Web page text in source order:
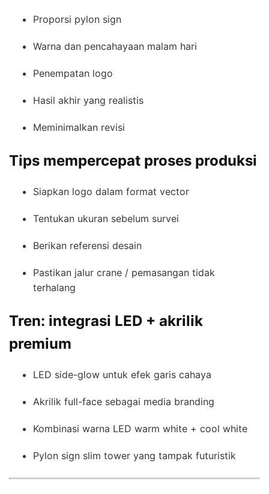
Proporsi pylon sign
Warna dan pencahayaan malam hari
Penempatan logo
Hasil akhir yang realistis
Meminimalkan revisi
Tips mempercepat proses produksi
Siapkan logo dalam format vector
Tentukan ukuran sebelum survei
Berikan referensi desain
Pastikan jalur crane / pemasangan tidak
terhalang
Tren: integrasi LED + akrilik
premium
LED side-glow untuk efek garis cahaya
Akrilik full-face sebagai media branding
Kombinasi warna LED warm white + cool white
Pylon sign slim tower yang tampak futuristik